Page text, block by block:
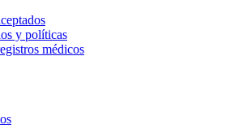
y políticas
médicos